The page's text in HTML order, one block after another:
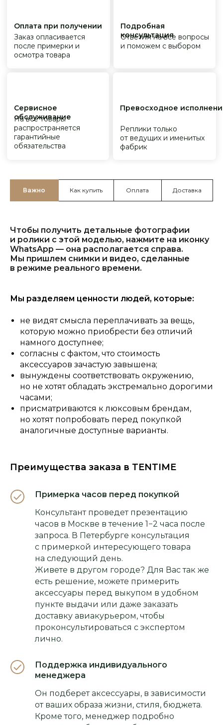
Важно Как купить Оплата Доставка
Чтобы получить детальные фотографии
и ролики с этой моделью, нажмите на иконку
WhatsApp — она располагается справа.
Мы пришлем снимки и видео, сделанные
в режиме реального времени.
Мы разделяем ценности людей, которые:
не видят смысла переплачивать за вещь,
которую можно приобрести без отличий
намного доступнее;
согласны с фактом, что стоимость
аксессуаров зачастую завышена;
вынуждены соответствовать окружению,
но не хотят обладать экстремально дорогими
часами;
присматриваются к люксовым брендам,
но хотят попробовать перед покупкой
аналогичные доступные варианты.
Преимущества заказа в TENTIME
Примерка часов перед покупкой
Консультант проведет презентацию
часов в Москве в течение 1−2 часа после
запроса. В Петербурге консультация
с примеркой интересующего товара
на следующий день.
Живете в другом городе? Для Вас так же
есть решение, можете примерить
аксессуары перед выкупом в удобном
пункте выдачи или даже заказать
доставку авиакурьером, чтобы
проконсультироваться с экспертом
лично.
Поддержка индивидуального
менеджера
Он подберет аксессуары, в зависимости
от ваших образа жизни, стиля, бюджета.
Кроме того, менеджер подробно